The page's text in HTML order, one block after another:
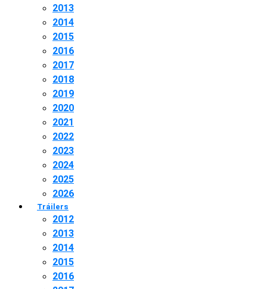
2013
2014
2015
2016
2017
2018
2019
2020
2021
2022
2023
2024
2025
2026
Tráilers
2012
2013
2014
2015
2016